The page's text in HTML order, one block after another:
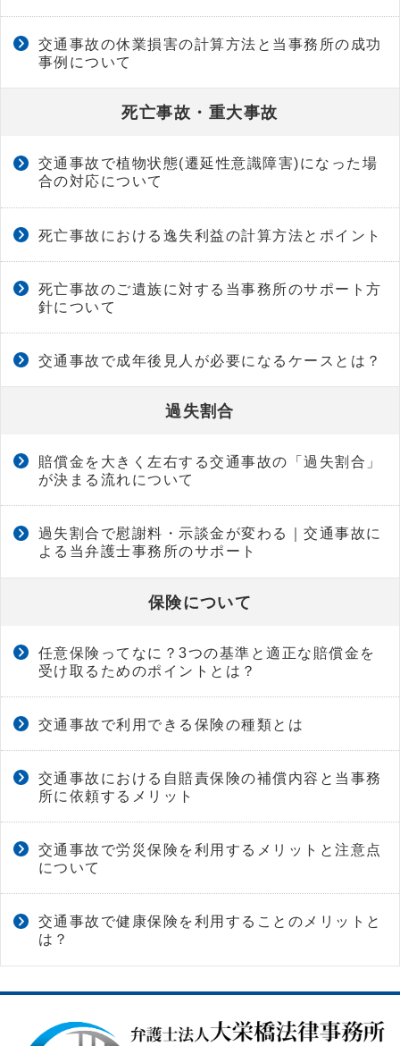
交通事故の休業損害の計算方法と当事務所の成功
事例について
死亡事故・重大事故
交通事故で植物状態(遷延性意識障害)になった場
合の対応について
死亡事故における逸失利益の計算方法とポイント
死亡事故のご遺族に対する当事務所のサポート方
針について
交通事故で成年後見人が必要になるケースとは？
過失割合
賠償金を大きく左右する交通事故の「過失割合」
が決まる流れについて
過失割合で慰謝料・示談金が変わる｜交通事故に
よる当弁護士事務所のサポート
保険について
任意保険ってなに？3つの基準と適正な賠償金を
受け取るためのポイントとは？
交通事故で利用できる保険の種類とは
交通事故における自賠責保険の補償内容と当事務
所に依頼するメリット
交通事故で労災保険を利用するメリットと注意点
について
交通事故で健康保険を利用することのメリットと
は？